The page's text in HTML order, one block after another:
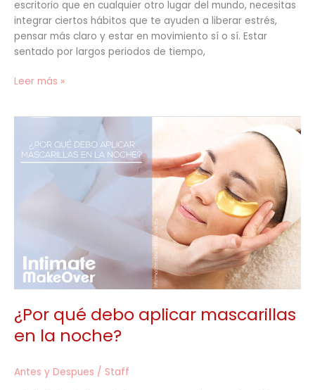
escritorio que en cualquier otro lugar del mundo, necesitas
integrar ciertos hábitos que te ayuden a liberar estrés,
pensar más claro y estar en movimiento sí o sí. Estar
sentado por largos periodos de tiempo,
Leer más »
¿Por qué debo aplicar mascarillas
en la noche?
Antes y Despues / Staff
debo
mascarillas